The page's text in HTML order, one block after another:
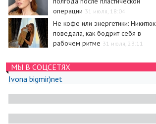
операции 31 июля, 18:04
Не кофе или энергетики: Никитюк
поведала, как бодрит себя в
рабочем ритме 31 июля, 23:11
МЫ В СОЦСЕТЯХ
Ivona bigmir)net